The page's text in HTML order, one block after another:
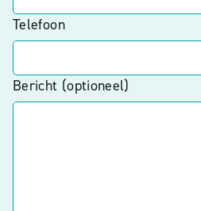
Telefoon
Bericht (optioneel)